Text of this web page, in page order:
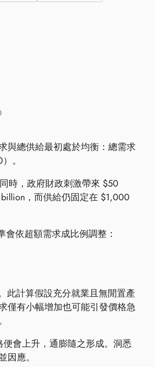
與總供給最初處於均衡：總需求
。
時，政府財政刺激帶來 $50
，而供給仍固定在 $1,000
依超額需求成比例調整：
計算假設充分就業且無閒置產
僅有小幅增加也可能引發價格急
會上升，通膨隨之形成。洞悉
應。